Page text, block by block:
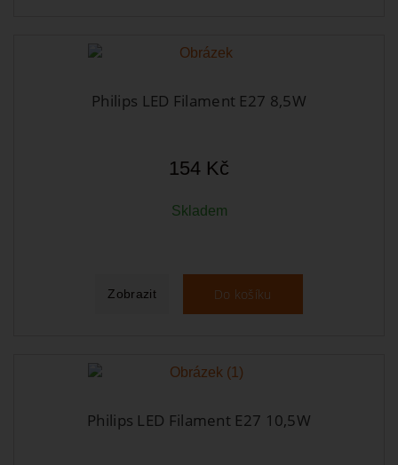
Philips LED Filament E27 8,5W
154 Kč
Skladem
Zobrazit Do košíku
Philips LED Filament E27 10,5W